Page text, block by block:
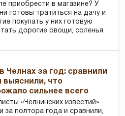
приобрести в магазине? У
готовы тратиться на дачу и
покупать у них готовую
дорогие овощи, соленья
Челнах за год: сравнили
выяснили, что
сильнее всего
«Челнинских известий»
за полтора года и сравнили,